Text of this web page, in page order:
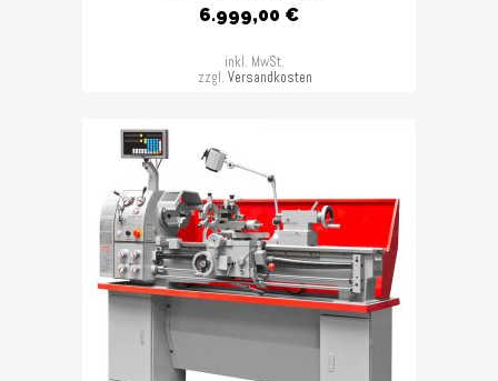
6.999,00 €
inkl. MwSt.
zzgl. Versandkosten